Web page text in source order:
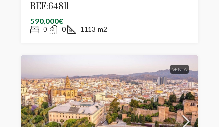
REF:64811
590,000€
0 0 1113 m2
VENTA